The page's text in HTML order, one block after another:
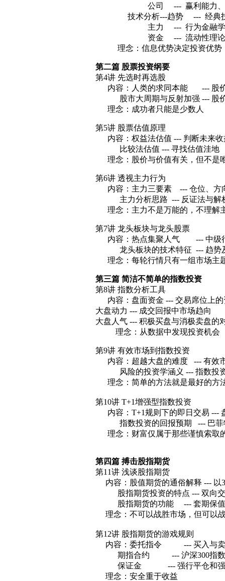
公司 --- 赢利能力、治理
技术分析---趋势 --- 经典技
主力 --- 行为金融学
资金 --- 流动性理论
理念：信息优势决定投资优势
第二篇 股票投资纲要
第4讲 先选时再选股
内容：人类的求同本能 --- 股价
股市大周期与反射加强 --- 股价
理念：成功者只能是少数人
第5讲 股票估值原理
内容：权益法估值 --- 判断未来收
比较法估值 --- 寻找估值洼地
理念：股价与价值有关，但不是
第6讲 透视主力行为
内容：主力三要素 --- 仓位、方
主力分析思路 --- 反证法与解
理念：主力不是万能的，不理解
第7讲 龙头板块与龙头股票
内容：热点集聚人气 --- 中级
龙头板块的技术特征 --- 趋势
理念：每轮行情只有一组市场主
第三篇 简洁不简单的指数投资
第8讲 指数分析工具
内容：盘面资金 --- 交易席位上的
大盘动力 --- 成交回报中市场趋向
大盘人气 --- 积极买盘与消极卖盘的
理念：从数据中发现投资机会
第9讲 有效市场到指数投资
内容：超越大盘的难度 --- 有效
风险的投资学涵义 --- 指数投
理念：简单的方法就是最好的方
第10讲 T+1增强型指数投资
内容：T+1规则下的即日交易 ---
指数投资的回报预期 --- 巴菲
理念：财富仅属于那些谨慎索取
第四篇 搏击股指期货
第11讲 浅谈股指期货
内容：股值期货的通俗解释 --- 以
股指期货投资的特点 --- 双向交
股指期货的功能 --- 套期保值
理念：不可以战胜市场，但可以
第12讲 股指期货的游戏规则
内容：委托指令 --- 买入与卖
期指合约 --- 沪深300指数
保证金 --- 强行平仓和强
理念：安全重于收益